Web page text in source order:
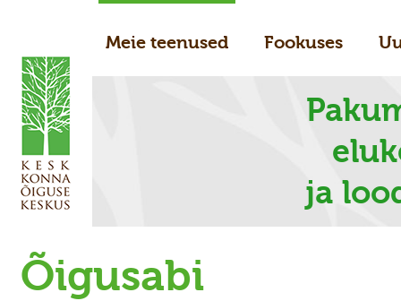
Meie teenused Fookuses
ja
Õigusabi